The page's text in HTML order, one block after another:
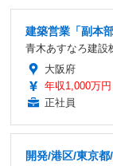
建築営業「副本
青木あすなろ建設
大阪府
年収1,000万
正社員
開発/港区/東京都